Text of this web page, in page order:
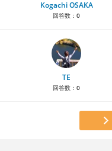
Kogachi OSAKA
回答数： 0
TE
回答数： 0